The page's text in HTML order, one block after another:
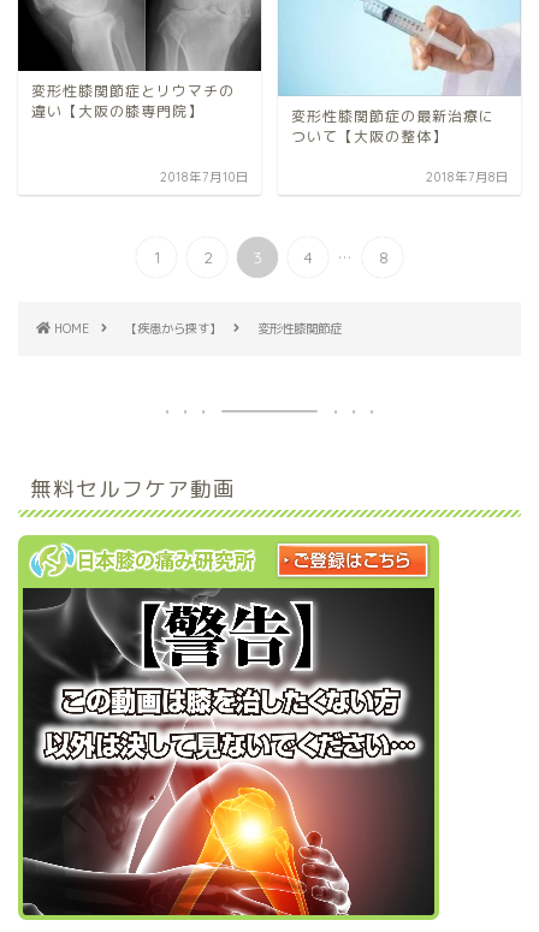
変形性膝関節症とリウマチの
違い【大阪の膝専門院】
2018年7月10日
変形性膝関節症の最新治療に
ついて【大阪の整体】
2018年7月8日
1 2 3 4 ... 8
HOME 【疾患から探す】 変形性膝関節症
無料セルフケア動画